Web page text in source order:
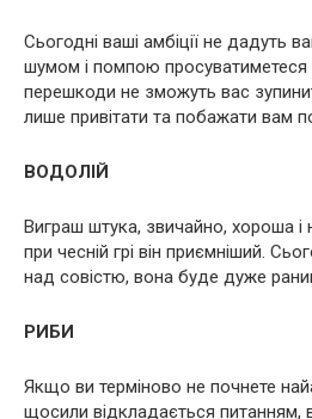
Сьогодні ваші амбіції не дадуть
шумом і помпою просуватиметеся
перешкоди не зможуть вас
лише привітати та побажати вам
ВОДОЛІЙ
Виграш штука, звичайно, хороша і
при чесній грі він приємніший.
над совістю, вона буде дуже
РИБИ
Якщо ви терміново не почнете
щосили відкладається питанням,